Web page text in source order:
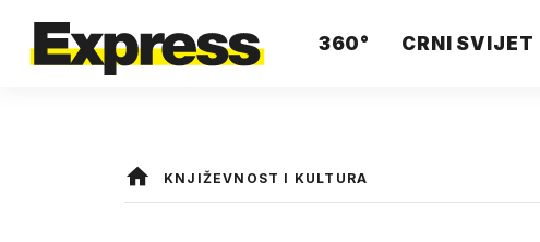
360° CRNI SVIJET
KNJIŽEVNOST I KULTURA